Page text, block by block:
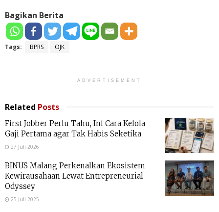
Bagikan Berita
Tags: BPRS OJK
ADVERTISEMENT
Related Posts
First Jobber Perlu Tahu, Ini Cara Kelola
Gaji Pertama agar Tak Habis Seketika
27 Juli 2026
BINUS Malang Perkenalkan Ekosistem
Kewirausahaan Lewat Entrepreneurial
Odyssey
25 Juli 2025